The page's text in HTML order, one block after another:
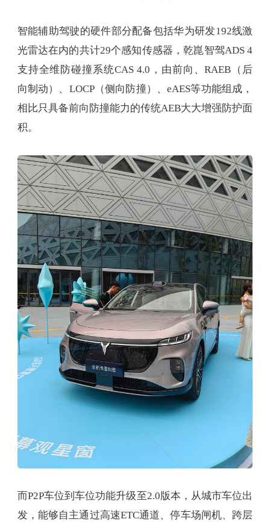
智能辅助驾驶的硬件部分配备包括华为研发192线激
光雷达在内的共计29个感知传感器，乾崑智驾ADS 4
支持全维防碰撞系统CAS 4.0，由前向、RAEB（后
向制动）、LOCP（侧向防撞）、eAES等功能组成，
相比只具备前向防撞能力的传统AEB大大增强防护面
积。
而P2P车位到车位功能升级至2.0版本，从城市车位出
发，能够自主通过高速ETC通道、停车场闸机、跨层